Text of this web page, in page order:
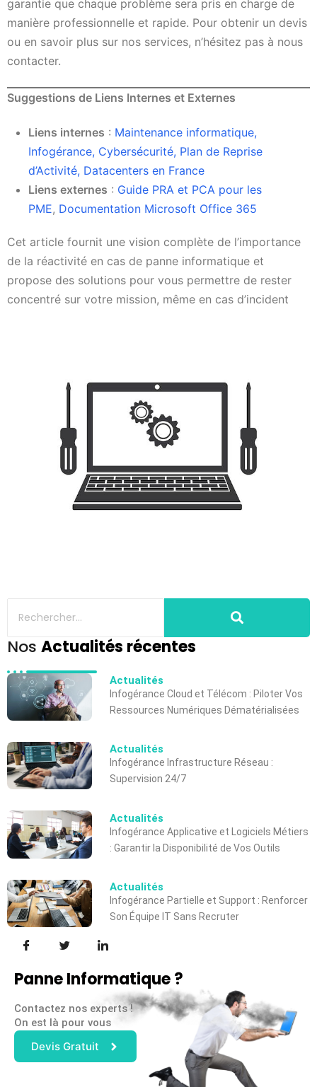
garantie que chaque problème sera pris en charge de
manière professionnelle et rapide. Pour obtenir un devis
ou en savoir plus sur nos services, n’hésitez pas à nous
contacter.
Suggestions de Liens Internes et Externes
Liens internes : Maintenance informatique,
Infogérance, Cybersécurité, Plan de Reprise
d’Activité, Datacenters en France
Liens externes : Guide PRA et PCA pour les
PME, Documentation Microsoft Office 365
Cet article fournit une vision complète de l’importance
de la réactivité en cas de panne informatique et
propose des solutions pour vous permettre de rester
concentré sur votre mission, même en cas d’incident
Nos Actualités récentes
Actualités
Infogérance Cloud et Télécom : Piloter Vos
Ressources Numériques Dématérialisées
Actualités
Infogérance Infrastructure Réseau :
Supervision 24/7
Actualités
Infogérance Applicative et Logiciels Métiers
: Garantir la Disponibilité de Vos Outils
Actualités
Infogérance Partielle et Support : Renforcer
Son Équipe IT Sans Recruter
Panne Informatique ?
Contactez nos experts !
On est là pour vous
Devis Gratuit